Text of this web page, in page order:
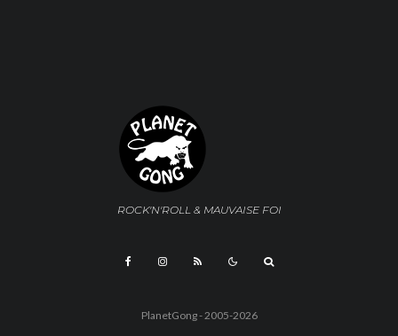
ROCK'N'ROLL & MAUVAISE FOI
PlanetGong - 2005-2026